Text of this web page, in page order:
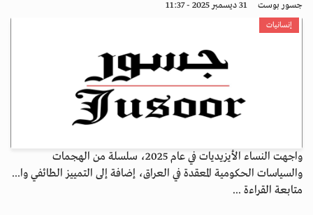
جسور بوست 31 ديسمبر 2025 - 11:37
إنسانيات
واجهت النساء الأيزيديات في عام 2025، سلسلة من الهجمات
والسياسات الحكومية المعقدة في العراق، إضافة إلى التمييز الطائفي وا...
متابعة القراءة ...